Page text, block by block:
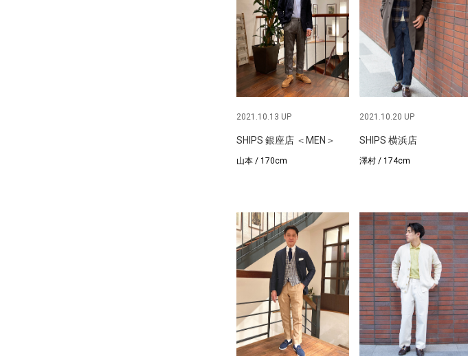
2021.10.13 UP
SHIPS 銀座店 ＜MEN＞
山本 / 170cm
2021.10.20 UP
SHIPS 横浜店
澤村 / 174cm